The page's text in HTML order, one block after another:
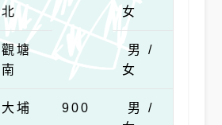
北
女
觀塘
南
男 /
女
大埔 900
男 /